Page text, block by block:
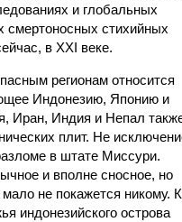
и глобальных
смертоносных стихийных
в XXI веке.
регионам относится
Индонезию, Японию и
Иран, Индия и Непал
плит. Не
в штате Миссури.
и вполне сносное, но
мало не покажется никому. К
индонезийского острова